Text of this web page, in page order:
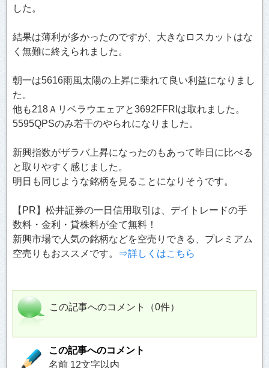
した。
結果は薄利が多かったのですが、大きなロスカットはな
く無難に終えられました。
朝一は5616雨風太陽の上昇に乗れて良い利益になりまし
た。
他も218Ａリベラウエェアと3692FFRIは取れました。
5595QPSのみ若干のやられになりました。
新興指数がザラバ上昇になったのもあって昨日に比べる
と取りやすく感じました。
明日も同じような銘柄を見ることになりそうです。
【PR】松井証券の一日信用取引は、デイトレードの手
数料・金利・貸株料が全て無料！
新興市場で人気の銘柄などを空売りできる、プレミアム
空売りもおススメです。
⇒詳しくはこちら
この記事へのコメント（0件）
この記事へのコメント
名前 12文字以内